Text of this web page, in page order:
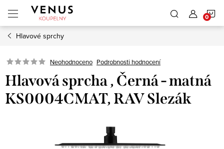
obsah
Hlavové sprchy
Neohodnoceno Podrobnosti hodnocení
Hlavová sprcha , Černá - matná
KS0004CMAT, RAV Slezák